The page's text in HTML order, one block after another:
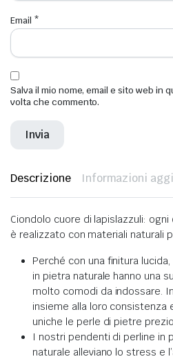
Email *
Salva il mio nome, email e sito web in
volta che commento.
Descrizione Informazioni
Ciondolo cuore di lapislazzuli:
è realizzato con materiali naturali
Perché con una finitura
in pietra naturale hanno una
molto comodi da indossare.
insieme alla loro consistenza
uniche le perle di pietre
I nostri pendenti di perline in
naturale alleviano lo stress e